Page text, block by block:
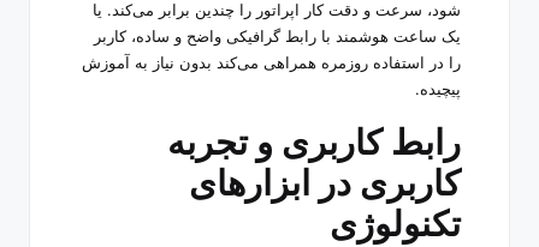
شود، سرعت و دقت کار اپراتور را چندین برابر می‌کند. یا
یک ساعت هوشمند با رابط گرافیکی واضح و ساده، کاربر
را در استفاده روزمره همراهی می‌کند بدون نیاز به آموزش
پیچیده.
رابط کاربری و تجربه
کاربری در ابزارهای
تکنولوژی